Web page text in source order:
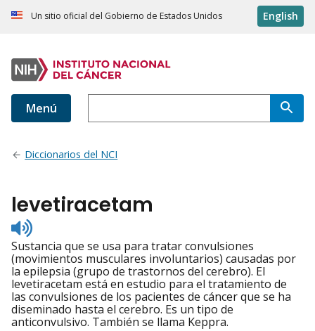
Un sitio oficial del Gobierno de Estados Unidos English
Menú
Diccionarios del NCI
levetiracetam
Listen
to
pronunciation
Sustancia que se usa para tratar convulsiones
(movimientos musculares involuntarios) causadas por
la epilepsia (grupo de trastornos del cerebro). El
levetiracetam está en estudio para el tratamiento de
las convulsiones de los pacientes de cáncer que se ha
diseminado hasta el cerebro. Es un tipo de
anticonvulsivo. También se llama Keppra.